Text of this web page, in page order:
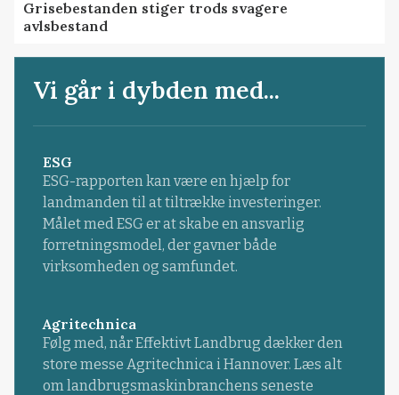
Grisebestanden stiger trods svagere
avlsbestand
Vi går i dybden med...
ESG
ESG-rapporten kan være en hjælp for
landmanden til at tiltrække investeringer.
Målet med ESG er at skabe en ansvarlig
forretningsmodel, der gavner både
virksomheden og samfundet.
Agritechnica
Følg med, når Effektivt Landbrug dækker den
store messe Agritechnica i Hannover. Læs alt
om landbrugsmaskinbranchens seneste